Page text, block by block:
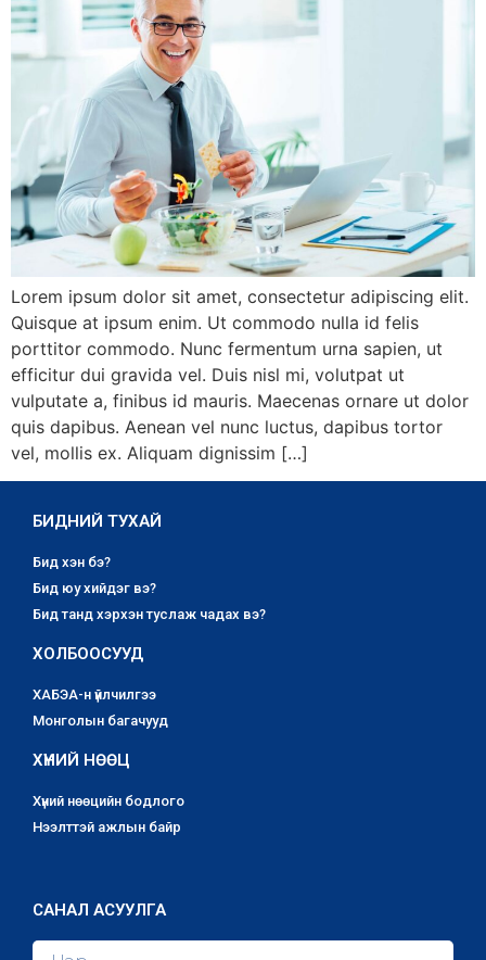
Lorem ipsum dolor sit amet, consectetur adipiscing elit.
Quisque at ipsum enim. Ut commodo nulla id felis
porttitor commodo. Nunc fermentum urna sapien, ut
efficitur dui gravida vel. Duis nisl mi, volutpat ut
vulputate a, finibus id mauris. Maecenas ornare ut dolor
quis dapibus. Aenean vel nunc luctus, dapibus tortor
vel, mollis ex. Aliquam dignissim […]
БИДНИЙ ТУХАЙ
Бид хэн бэ?
Бид юу хийдэг вэ?
Бид танд хэрхэн туслаж чадах вэ?
ХОЛБООСУУД
ХАБЭА-н үйлчилгээ
Монголын багачууд
ХҮНИЙ НӨӨЦ
Хүний нөөцийн бодлого
Нээлттэй ажлын байр
САНАЛ АСУУЛГА